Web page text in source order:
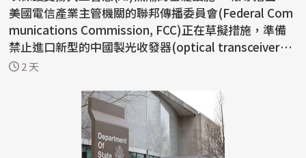
美國電信產業主管機關的聯邦傳播委員會(Federal Com
munications Commission, FCC)正在草擬措施，準備
禁止進口新型的中國製光收發器(optical transceiver)，
這...2 天